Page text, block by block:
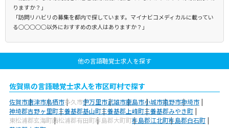
りますか？」
「訪問リハビリの募集を都内で探しています。マイナビコメディカルに載ってい
る○○○○○以外におすすめの求人はありますか？」
他の言語聴覚士求人を探す
佐賀県の言語聴覚士求人を市区町村で探す
佐賀市唐津市鳥栖市多久市伊万里市武雄市鹿島市小城市嬉野市神埼市
神埼郡吉野ヶ里町三養基郡基山町三養基郡上峰町三養基郡みやき町
東松浦郡玄海町西松浦郡有田町杵島郡大町町杵島郡江北町杵島郡白石町